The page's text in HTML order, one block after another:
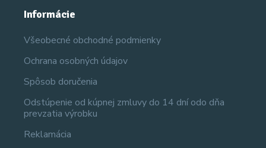
Informácie
Všeobecné obchodné podmienky
Ochrana osobných údajov
Spôsob doručenia
Odstúpenie od kúpnej zmluvy do 14 dní odo dňa
prevzatia výrobku
Reklamácia